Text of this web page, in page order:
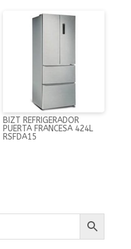
BIZT REFRIGERADOR
PUERTA FRANCESA 424L
RSFDA15